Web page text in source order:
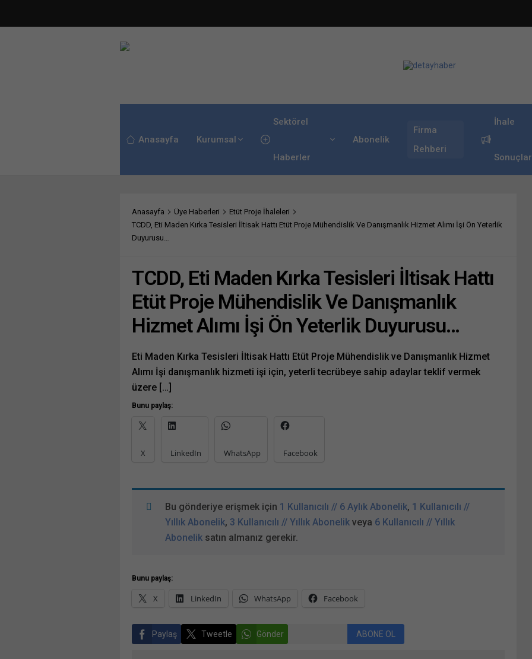
Anasayfa Kurumsal
Sektörel
Haberler
Abonelik
Firma
Rehberi
İhale
Anasayfa Üye Haberleri
Etüt Proje İhaleleri
TCDD, Eti Maden Kırka Tesisleri İltisak Hattı Etüt Proje Mühendislik Ve Danışmanlık Hizmet Alımı İşi Ön Yeterlik
Duyurusu…
TCDD, Eti Maden Kırka Tesisleri İltisak Hattı
Etüt Proje Mühendislik Ve Danışmanlık
Hizmet Alımı İşi Ön Yeterlik Duyurusu…
Eti Maden Kırka Tesisleri İltisak Hattı Etüt Proje Mühendislik ve Danışmanlık Hizmet
Alımı İşi danışmanlık hizmeti işi için, yeterli tecrübeye sahip adaylar teklif vermek
üzere […]
Bunu paylaş:
X LinkedIn WhatsApp Facebook
Bu gönderiye erişmek için 1 Kullanıcılı // 6 Aylık Abonelik, 1 Kullanıcılı //
Yıllık Abonelik, 3 Kullanıcılı // Yıllık Abonelik veya 6 Kullanıcılı // Yıllık
Abonelik satın almanız gerekir.
Bunu paylaş:
X LinkedIn WhatsApp Facebook
Paylaş Tweetle Gönder ABONE OL